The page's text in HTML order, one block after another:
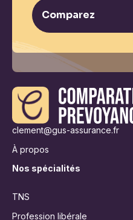
Comparez
clement@gus-assurance.fr
À propos
Nos spécialités
TNS
Profession libérale